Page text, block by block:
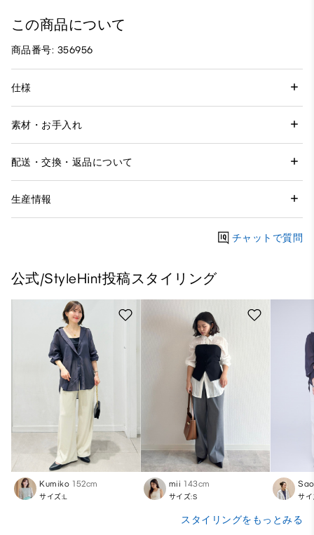
この商品について
商品番号: 356956
仕様
素材・お手入れ
配送・交換・返品について
生産情報
チャットで質問
公式/StyleHint投稿スタイリング
Kumiko 152cm
サイズ:L
mii 143cm
サイズ:S
Sao
サ
スタイリングをもっとみる